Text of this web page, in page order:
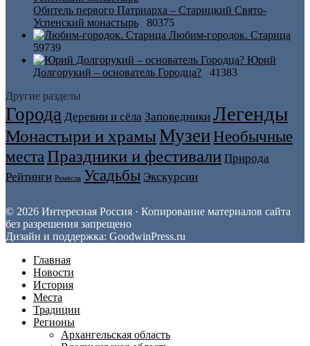
Обитель первого Патриарха – Старицкий Свято-
Успенский монастырь
80375
Любим-городок. Старица
59739
Юрий
Долгорукий – основатель Городца?
41383
Другие разделы
Города Деревни и сёла Заповедники Легенды
Монастыри и храмы МузеиНеобычные
местаПраздники и фестивали Природа
Рейтинги Ремёсла Усадьбы Экскурсии
© 2026 Интересная Россия · Копирование материалов сайта
без разрешения запрещено
Дизайн и поддержка: GoodwinPress.ru
Главная
Новости
История
Места
Традиции
Регионы
Архангельская область